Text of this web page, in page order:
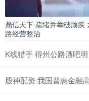
鼎信天下 疏堵并举破顽疾
路经营整治
K线猎手 得州公路酒吧
股神配资 我国普惠金融